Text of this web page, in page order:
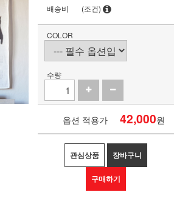
배송비
(조건)
COLOR
수량
옵션 적용가 42,000원
관심상품 장바구니
구매하기